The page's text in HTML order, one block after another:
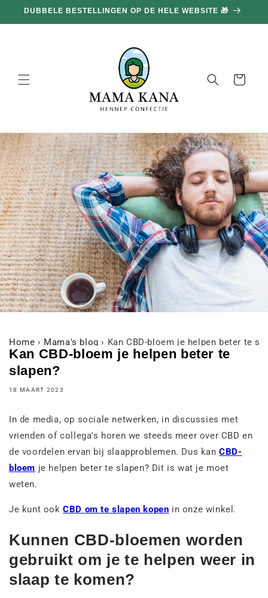
doorgaan
naar
DUBBELE BESTELLINGEN OP DE HELE WEBSITE 🎁
Mand
Home › Mama's blog › Kan CBD-bloem je helpen beter te
Kan CBD-bloem je helpen beter te
slapen?
18 MAART 2023
In de media, op sociale netwerken, in discussies met
vrienden of collega's horen we steeds meer over CBD en
de voordelen ervan bij slaapproblemen. Dus kanCBD-
bloem je helpen beter te slapen? Dit is wat je moet
weten.
Je kunt ookCBD om te slapen kopen in onze winkel.
Kunnen CBD-bloemen worden
gebruikt om je te helpen weer in
slaap te komen?